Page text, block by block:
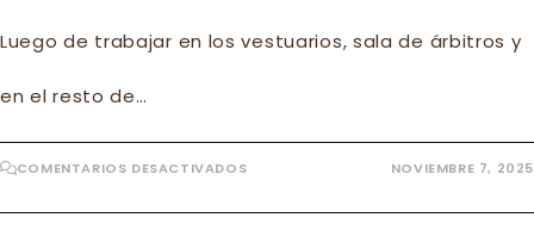
Luego de trabajar en los vestuarios, sala de árbitros y
en el resto de…
COMENTARIOS DESACTIVADOSEN
EL
NOVIEMBRE 7, 2025